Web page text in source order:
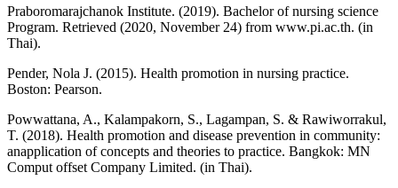
Praboromarajchanok Institute. (2019). Bachelor of nursing science
Program. Retrieved (2020, November 24) from www.pi.ac.th. (in
Thai).
Pender, Nola J. (2015). Health promotion in nursing practice.
Boston: Pearson.
Powwattana, A., Kalampakorn, S., Lagampan, S. & Rawiworrakul,
T. (2018). Health promotion and disease prevention in community:
anapplication of concepts and theories to practice. Bangkok: MN
Comput offset Company Limited. (in Thai).